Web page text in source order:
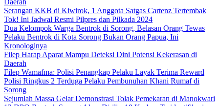
Daerah
Serangan KKB di Kiwirok, 1 Anggota Satgas Cartenz Tertembak
Tok! Ini Jadwal Resmi Pilpres dan Pilkada 2024
Dua Kelompok Warga Bentrok di Sorong, Belasan Orang Tewas
Pelaku Bentrok di Kota Sorong Bukan Orang Papua, Ini
Kronologinya
Filep Harap Aparat Mampu Deteksi Dini Potensi Kekerasan di
Daerah
Filep Wamafma: Polisi Penangkap Pelaku Layak Terima Reward
Polisi Ringkus 2 Terduga Pelaku Pembunuhan Khani Rumaf di
Sorong
Sejumlah Massa Gelar Demonstrasi Tolak Pemekaran di Manokwari